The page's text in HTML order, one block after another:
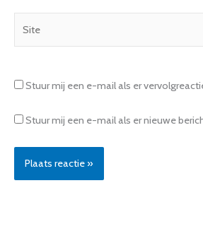
Stuur mij een e-mail als er
Stuur mij een e-mail als er nieuwe